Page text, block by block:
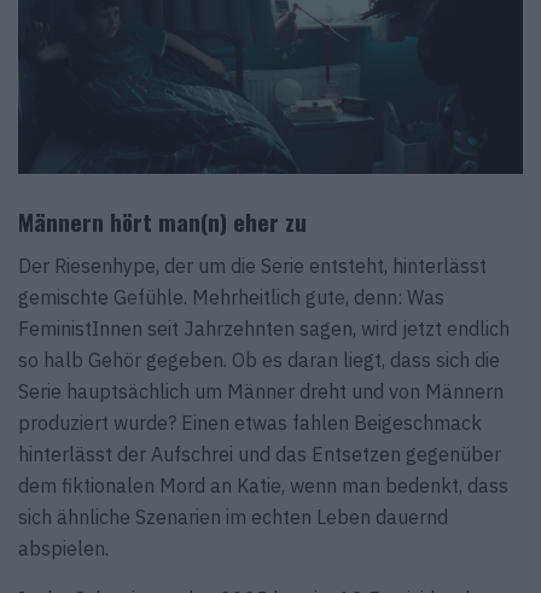
Männern hört man(n) eher zu
Der Riesenhype, der um die Serie entsteht, hinterlässt
gemischte Gefühle. Mehrheitlich gute, denn: Was
FeministInnen seit Jahrzehnten sagen, wird jetzt endlich
so halb Gehör gegeben. Ob es daran liegt, dass sich die
Serie hauptsächlich um Männer dreht und von Männern
produziert wurde? Einen etwas fahlen Beigeschmack
hinterlässt der Aufschrei und das Entsetzen gegenüber
dem fiktionalen Mord an Katie, wenn man bedenkt, dass
sich ähnliche Szenarien im echten Leben dauernd
abspielen.